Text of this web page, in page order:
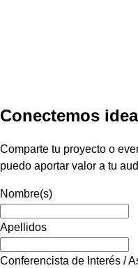
Conectemos
Comparte tu proyecto o
puedo aportar valor a tu
Nombre(s)
Apellidos
Conferencista de Interés /